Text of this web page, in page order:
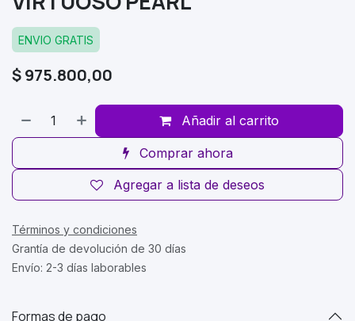
ENVIO GRATIS
$975.800,00
Añadir al carrito
Comprar ahora
Agregar a lista de deseos
Términos y condiciones
Grantía de devolución de 30 días
Envío: 2-3 días laborables
Formas de pago